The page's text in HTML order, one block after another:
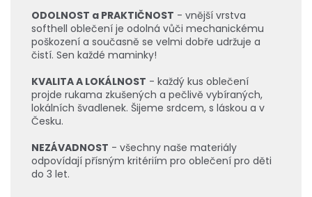
ODOLNOST a PRAKTIČNOST - vnější vrstva
softhell oblečení je odolná vůči mechanickému
poškození a současně se velmi dobře udržuje a
čistí. Sen každé maminky!
KVALITA A LOKÁLNOST - každý kus oblečení
projde rukama zkušených a pečlivě vybíraných,
lokálních švadlenek. Šijeme srdcem, s láskou a v
Česku.
NEZÁVADNOST - všechny naše materiály
odpovídají přísným kritériím pro oblečení pro děti
do 3 let.